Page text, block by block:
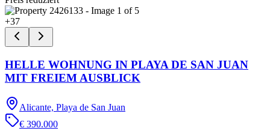
+37
HELLE WOHNUNG IN PLAYA DE SAN JUAN
MIT FREIEM AUSBLICK
Alicante, Playa de San Juan
€ 390.000